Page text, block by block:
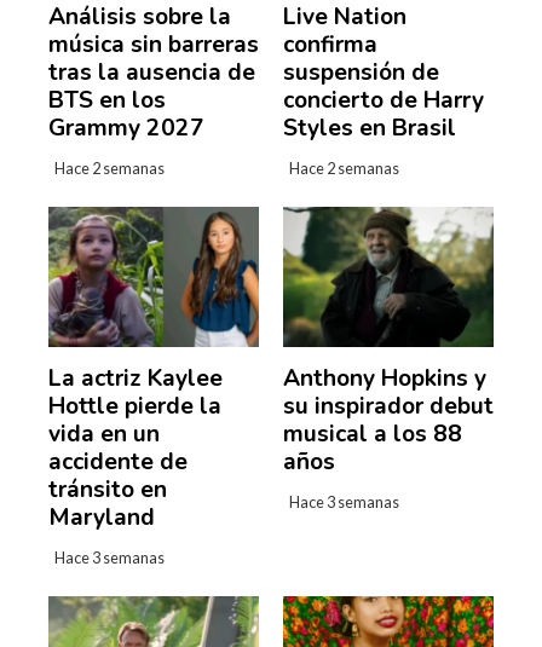
Análisis sobre la
música sin barreras
tras la ausencia de
BTS en los
Grammy 2027
Hace 2 semanas
Live Nation
confirma
suspensión de
concierto de Harry
Styles en Brasil
Hace 2 semanas
La actriz Kaylee
Hottle pierde la
vida en un
accidente de
tránsito en
Maryland
Hace 3 semanas
Anthony Hopkins y
su inspirador debut
musical a los 88
años
Hace 3 semanas